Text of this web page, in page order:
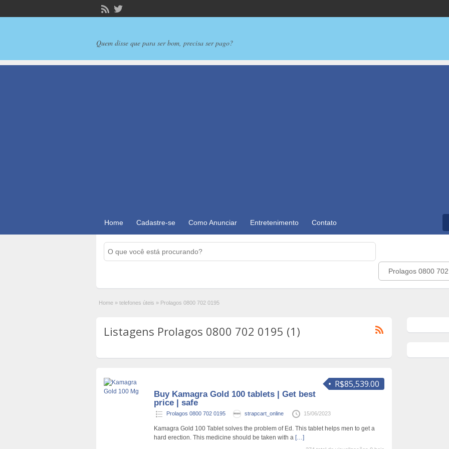
Quem disse que para ser bom, precisa ser pago?
Home Cadastre-se Como Anunciar Entretenimento Contato
Prolagos 0800
Home » telefones úteis » Prolagos 0800 702 0195
Listagens Prolagos 0800 702 0195 (1)
R$85,539.00
Buy Kamagra Gold 100 tablets | Get best
price | safe
Prolagos 0800 702 0195 strapcart_online 15/06/2023
Kamagra Gold 100 Tablet solves the problem of Ed. This tablet helps men to get a
hard erection. This medicine should be taken with a […]